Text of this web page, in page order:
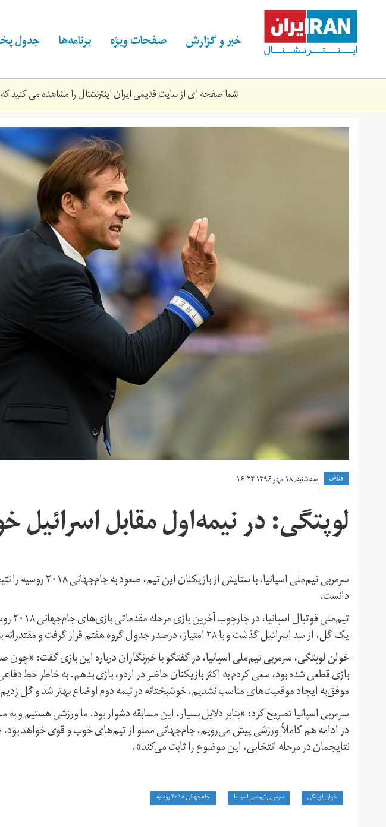
content خبر و گزارش صفحات ویژه برنامه‌ها جدول
شما صفحه ای از سایت قدیمی ایران اینترنشنال را مشاهده می کنید
julen_lopetegui.jpg
ورزش سه شنبه, ۱۸ مهر ۱۳۹۶ ۱۶:۲۳
لوپتگی: در نیمه‌اول مقابل اسرائیل
سرمربی تیم‌ملی اسپانیا، با
دانست.
یک گل، از سد اسرائیل گذشت و با ۲۸ امتیاز، درصدر جدول گروه هفتم قرار گرفت و مقتدرانه به جام‌جهانی صعود کرد.
خولن لوپتگی، سرمربی تیم‌ملی اسپانیا، در گفتگو با خبرنگاران درباره این بازی گفت:
بازی قطعی شده بود، سعی کردم به اکثر بازیکنان حاضر در اردو، بازی بدهم. به خاطر خط
موفق‌به ایجاد موقعیت‌های مناسب نشدیم. خوشبختانه در نیمه دوم اوضاع بهتر شد و گل
سرمربی اسپانیا تصریح کرد: «بنابر دلایل بسیار، این مسابقه دشوار بود. ما ورزشی هستیم و
در ادامه هم کاملاً ورزشی پیش می‌رویم. جام‌جهانی مملو از تیم‌های خوب و قوی خواهد
نتایجمان در مرحله انتخابی، این موضوع را ثابت می‌کند».
خولن لوپتگی سرمربی تیم‌ملی اسپانیا جام‌جهانی ۲۰۱۸ روسیه